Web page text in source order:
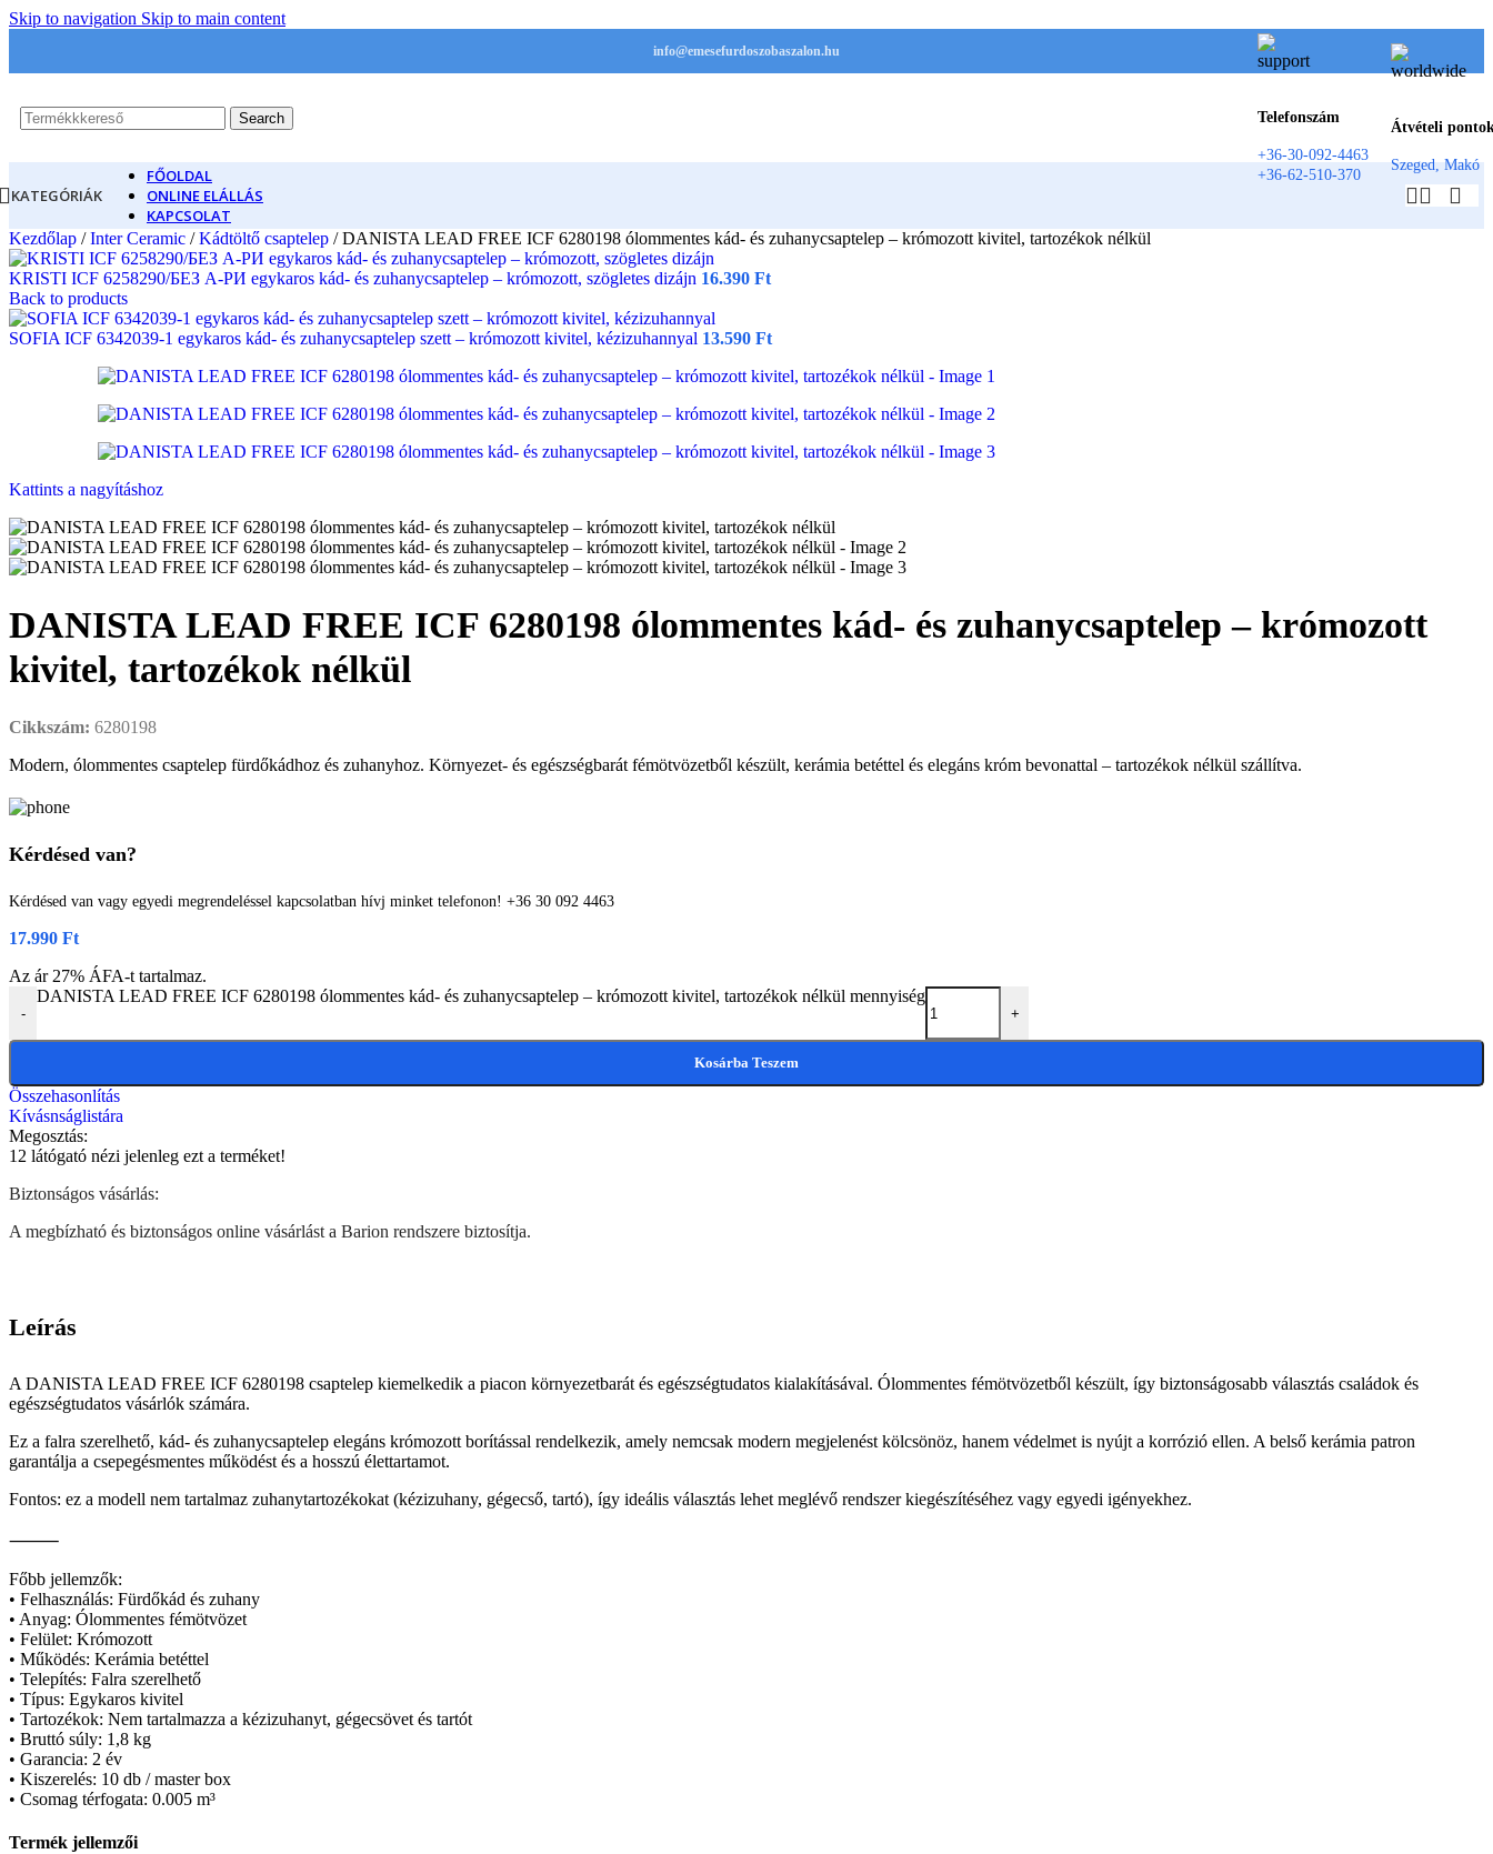
Skip to navigation Skip to main content
info@emesefurdoszobaszalon.hu
Search Telefonszám
+36-30-092-4463
+36-62-510-370
Átvételi
Szeged, Makó
KATEGÓRIÁK
FŐOLDAL
ONLINE ELÁLLÁS
KAPCSOLAT
Kezdőlap / Inter Ceramic / Kádtöltő csaptelep / DANISTA LEAD FREE ICF 6280198 ólommentes kád- és zuhanycsaptelep – krómozott kivitel, tartozékok nélkül
KRISTI ICF 6258290/БЕЗ А-РИ egykaros kád- és zuhanycsaptelep – krómozott, szögletes dizájn 16.390 Ft
Back to products
SOFIA ICF 6342039-1 egykaros kád- és zuhanycsaptelep szett – krómozott kivitel, kézizuhannyal 13.590 Ft
Kattints a nagyításhoz
DANISTA LEAD FREE ICF 6280198 ólommentes kád- és zuhanycsaptelep – krómozott
kivitel, tartozékok nélkül
Cikkszám: 6280198
Modern, ólommentes csaptelep fürdőkádhoz és zuhanyhoz. Környezet- és egészségbarát fémötvözetből készült, kerámia betéttel és elegáns króm bevonattal – tartozékok nélkül szállítva.
Kérdésed van?
Kérdésed van vagy egyedi megrendeléssel kapcsolatban hívj minket telefonon! +36 30 092 4463
17.990 Ft
Az ár 27% ÁFA-t tartalmaz.
-
DANISTA LEAD FREE ICF 6280198 ólommentes kád- és zuhanycsaptelep – krómozott kivitel, tartozékok nélkül mennyiség
+
Kosárba Teszem
Összehasonlítás
Kívásnságlistára
Megosztás:
12 látógató nézi jelenleg ezt a terméket!
Biztonságos vásárlás:
A megbízható és biztonságos online vásárlást a Barion rendszere biztosítja.
Leírás
A DANISTA LEAD FREE ICF 6280198 csaptelep kiemelkedik a piacon környezetbarát és egészségtudatos kialakításával. Ólommentes fémötvözetből készült, így biztonságosabb választás családok és
egészségtudatos vásárlók számára.
Ez a falra szerelhető, kád- és zuhanycsaptelep elegáns krómozott borítással rendelkezik, amely nemcsak modern megjelenést kölcsönöz, hanem védelmet is nyújt a korrózió ellen. A belső kerámia patron
garantálja a csepegésmentes működést és a hosszú élettartamot.
Fontos: ez a modell nem tartalmaz zuhanytartozékokat (kézizuhany, gégecső, tartó), így ideális választás lehet meglévő rendszer kiegészítéséhez vagy egyedi igényekhez.
⸻
Főbb jellemzők:
• Felhasználás: Fürdőkád és zuhany
• Anyag: Ólommentes fémötvözet
• Felület: Krómozott
• Működés: Kerámia betéttel
• Telepítés: Falra szerelhető
• Típus: Egykaros kivitel
• Tartozékok: Nem tartalmazza a kézizuhanyt, gégecsövet és tartót
• Bruttó súly: 1,8 kg
• Garancia: 2 év
• Kiszerelés: 10 db / master box
• Csomag térfogata: 0.005 m³
Termék jellemzői